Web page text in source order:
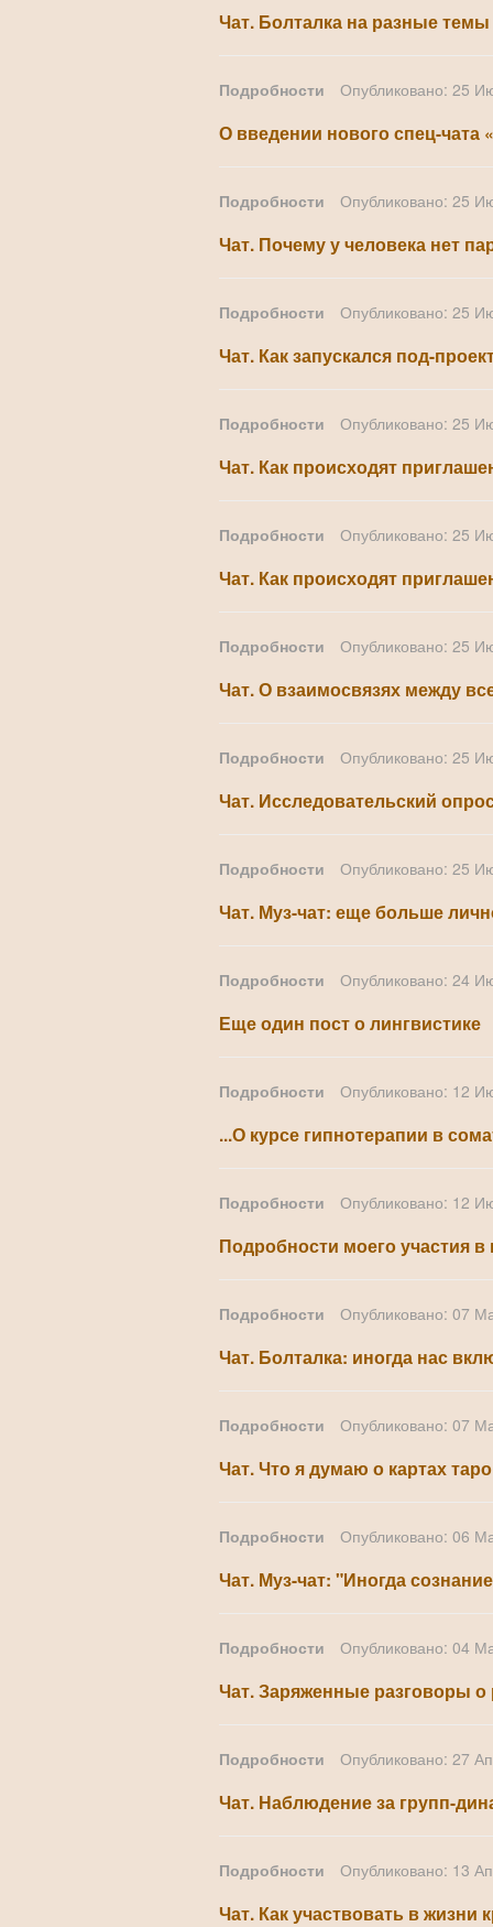
Чат. Болталка на разные
Подробности Опубликовано: 25
О введении нового спец-чата
Подробности Опубликовано: 25
Чат. Почему у человека нет
Подробности Опубликовано: 25
Чат. Как запускался под-
Подробности Опубликовано: 25
Чат. Как происходят
Подробности Опубликовано: 25
Чат. Как происходят
Подробности Опубликовано: 25
Чат. О взаимосвязях между
Подробности Опубликовано: 25
Чат. Исследовательский
Подробности Опубликовано: 25
Чат. Муз-чат: еще больше
Подробности Опубликовано: 24
Еще один пост о лингвистике
Подробности Опубликовано: 12
...О курсе гипнотерапии в
Подробности Опубликовано: 12
Подробности моего участия
Подробности Опубликовано: 07
Чат. Болталка: иногда нас
Подробности Опубликовано: 07
Чат. Что я думаю о картах таро
Подробности Опубликовано: 06
Чат. Муз-чат: "Иногда
Подробности Опубликовано: 04
Чат. Заряженные разговоры о
Подробности Опубликовано: 27
Чат. Наблюдение за групп-
Подробности Опубликовано: 13
Чат. Как участвовать в жизни